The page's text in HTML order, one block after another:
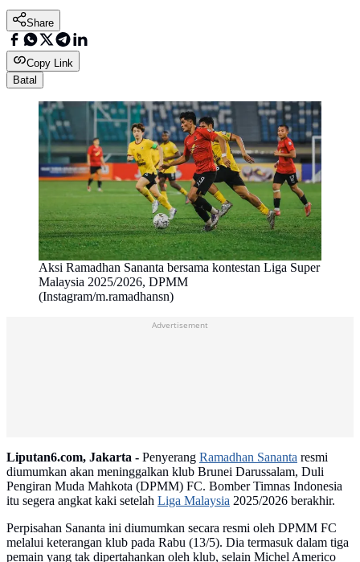
Share
Copy Link
Batal
Aksi Ramadhan Sananta bersama kontestan Liga Super
Malaysia 2025/2026, DPMM
(Instagram/m.ramadhansn)
Advertisement
Liputan6.com, Jakarta - Penyerang Ramadhan Sananta resmi
diumumkan akan meninggalkan klub Brunei Darussalam, Duli
Pengiran Muda Mahkota (DPMM) FC. Bomber Timnas Indonesia
itu segera angkat kaki setelah Liga Malaysia 2025/2026 berakhir.
Perpisahan Sananta ini diumumkan secara resmi oleh DPMM FC
melalui keterangan klub pada Rabu (13/5). Dia termasuk dalam tiga
pemain yang tak dipertahankan oleh klub, selain Michel Americo